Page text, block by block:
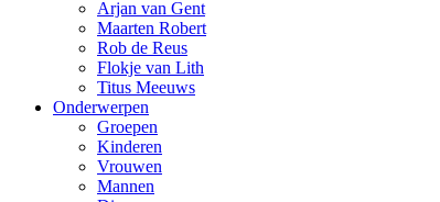
Arjan van Gent
Maarten Robert
Rob de Reus
Flokje van Lith
Titus Meeuws
Onderwerpen
Groepen
Kinderen
Vrouwen
Mannen